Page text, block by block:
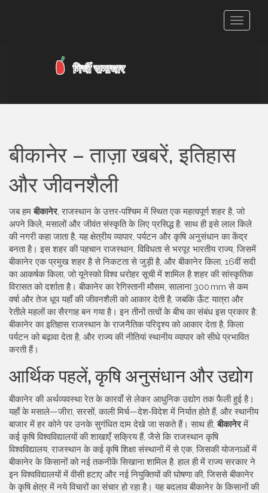
टॉगल
बीकानेर – ताज़ा खबरें, इतिहास
और जीवनशैली
जब हमबीकानेर,राजस्थान के उत्तर‑पश्चिम में स्थित एक महत्वपूर्ण शहर है, जो
अपने किले, मसालों और जीवंत संस्कृति के लिए प्रसिद्ध है. साथ ही इसेलाल किले
की नगरीकहा जाता है, यहक्षेत्रीय व्यापार, पर्यटन और कृषि अनुसंधान का केंद्र
बनता है। इस शहर की पहचानराजस्थान,विविधता से भरपूर भारतीय राज्य, जिसमें
बीकानेर एक प्रमुख शहर हैसे निकटता से जुड़ी है, औरबीकानेर किला, 16वीं सदी
का आकर्षक किला, जो यूनेस्को विश्व धरोहर सूची में शामिल हैशहर की सांस्कृतिक
विरासत को दर्शाता है। बीकानेर का रेगिस्तानी मौसम, सालाना 300 mm से कम
वर्षा और तेज धूप यहाँ की जीवनशैली को आकार देती है, जबकि ऊँट यात्रा और
रेतीले महलों का सैरगाह बन गया है। इन तीनों तत्वों के बीच का संबंध इस प्रकार है:
बीकानेर का इतिहास राजस्थान के राजनैतिक परिदृश्य को आकार देता है, किला
पर्यटन को बढ़ावा देता है, और राज्य की नीतियां स्थानीय व्यापार को सीधे प्रभावित
करती हैं।
आर्थिक पहलें, कृषि अनुसंधान और उद्योग
बीकानेर की अर्थव्यवस्था रेत के कारवाँ से लेकर आधुनिक उद्योग तक फैली हुई है।
यहाँ के मसाले—जीरा, सरसों, काली मिर्च—देश‑विदेश में निर्यात होते हैं, और स्थानीय
बाजार में हर कोने पर उनके सुगंधित दाम देखे जा सकते हैं। साथ ही,बीकानेरमें
कई कृषि विश्वविद्यालयों की शाखाएँ सक्रिय हैं, जैसे किराजस्थान कृषि
विश्वविद्यालय,राजस्थान के कई कृषि शिक्षा संस्थानों में से एक, जिसकी योजनाओं में
बीकानेर के किसानों को नई तकनीकें सिखाना शामिल है. हाल ही में राज्य सरकार ने
इन विश्वविद्यालयों में वीसी हटाए और नई नियुक्तियों की घोषणा की, जिससे बीकानेर
के कृषि क्षेत्र में नये विचारों का संचार हो रहा है। यह बदलाव बीकानेर के किसानों की